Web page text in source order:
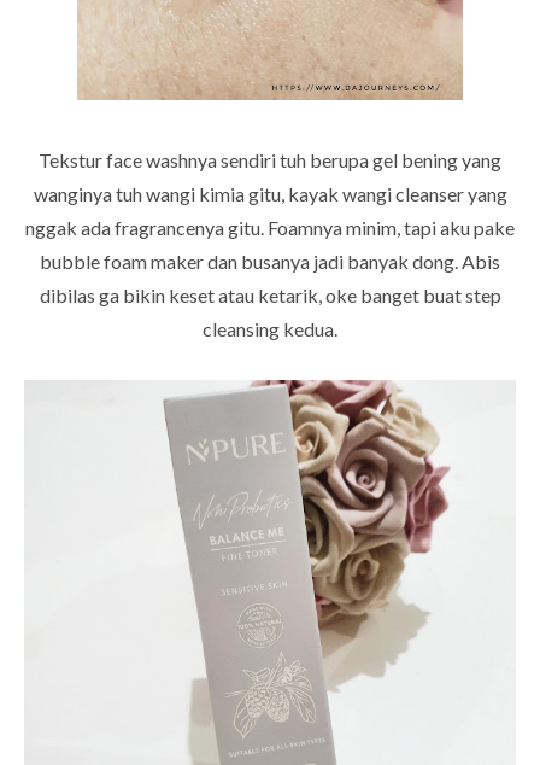
Tekstur face washnya sendiri tuh berupa gel bening yang
wanginya tuh wangi kimia gitu, kayak wangi cleanser yang
nggak ada fragrancenya gitu. Foamnya minim, tapi aku pake
bubble foam maker dan busanya jadi banyak dong. Abis
dibilas ga bikin keset atau ketarik, oke banget buat step
cleansing kedua.